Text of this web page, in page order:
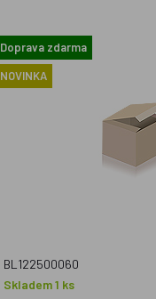
Doprava zdarma
NOVINKA
BL122500060
Skladem 1 ks